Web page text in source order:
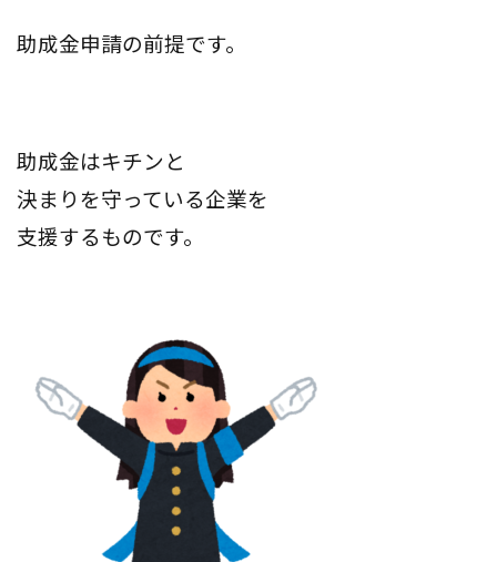
助成金申請の前提です。
助成金はキチンと
決まりを守っている企業を
支援するものです。